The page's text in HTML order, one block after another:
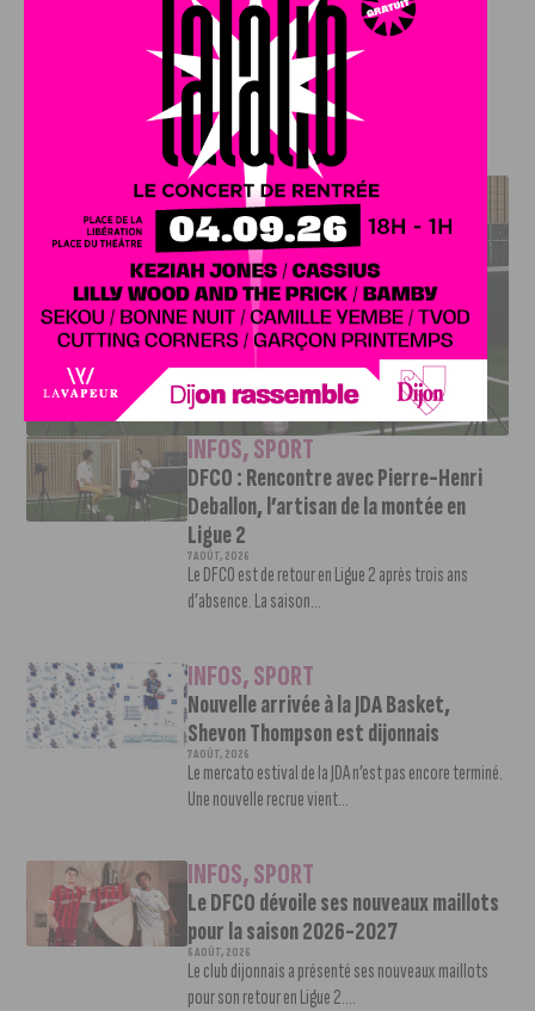
Rédigé par Pierre Bruynooghe
Depositphotos
DFCO : RENCONTRE AVEC PIERRE-HENRI DEBALLON,
L’ARTISAN DE LA MONTÉE EN LIGUE 2
INFOS,SPORT
DFCO : Rencontre avec Pierre-Henri
Deballon, l’artisan de la montée en
Ligue 2
7 AOÛT, 2026
Le DFCO est de retour en Ligue 2 après trois ans
d’absence. La saison...
INFOS,SPORT
Nouvelle arrivée à la JDA Basket,
Shevon Thompson est dijonnais
7 AOÛT, 2026
Le mercato estival de la JDA n’est pas encore terminé.
Une nouvelle recrue vient...
INFOS,SPORT
Le DFCO dévoile ses nouveaux maillots
pour la saison 2026-2027
6 AOÛT, 2026
Le club dijonnais a présenté ses nouveaux maillots
pour son retour en Ligue 2....